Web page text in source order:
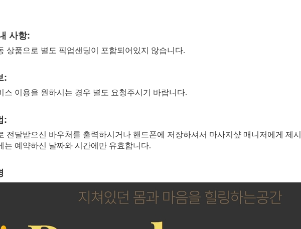
사항:
상품으로 별도 픽업샌딩이 포함되어있지 않습니다.
:
스 이용을 원하시는 경우 별도 요청주시기 바랍니다.
:
전달받으신 바우처를 출력하시거나 핸드폰에 저장하셔서 마사지샾 매니저에게 제
는 예약하신 날짜와 시간에만 유효합니다.